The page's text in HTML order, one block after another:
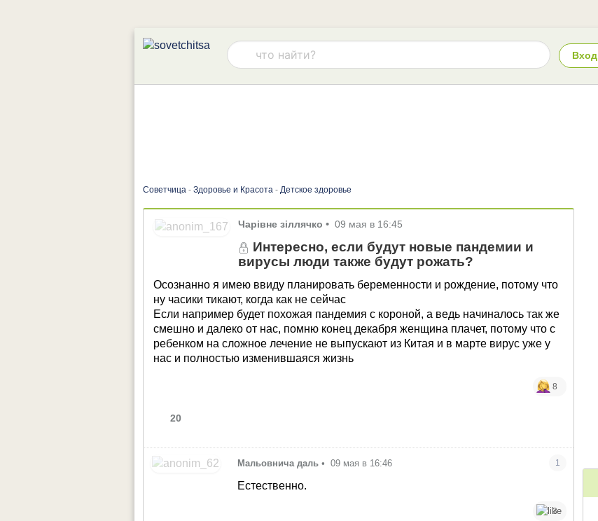
Вход
Советчица - Здоровье и Красота - Детское здоровье
Чарівне зіллячко • 09 мая в 16:45
Интересно, если будут новые пандемии и
вирусы люди также будут рожать?
Осознанно я имею ввиду планировать беременности и рождение, потому что
ну часики тикают, когда как не сейчас
Если например будет похожая пандемия с короной, а ведь начиналось так же
смешно и далеко от нас, помню конец декабря женщина плачет, потому что с
ребенком на сложное лечение не выпускают из Китая и в марте вирус уже у
нас и полностью изменившаяся жизнь
8
20
Мальовнича даль • 09 мая в 16:46 1
Естественно.
3